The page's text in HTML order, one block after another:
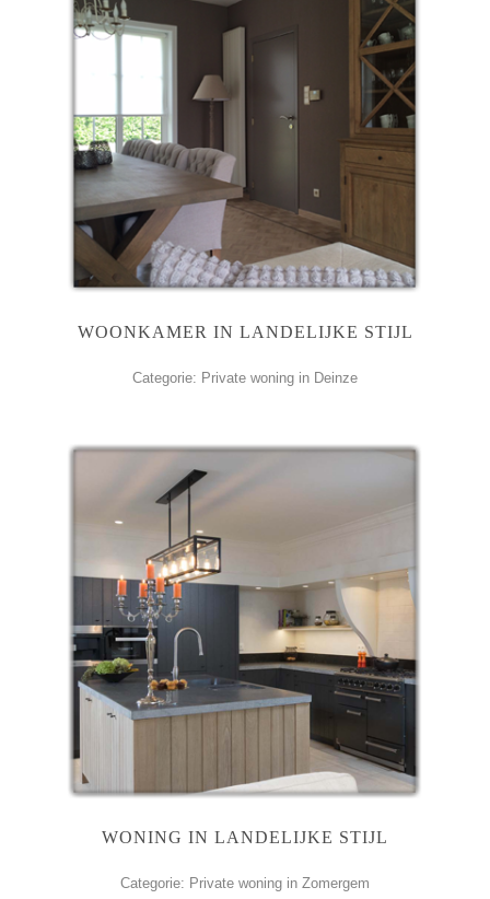
WOONKAMER IN LANDELIJKE STIJL
Categorie: Private woning in Deinze
WONING IN LANDELIJKE STIJL
Categorie: Private woning in Zomergem